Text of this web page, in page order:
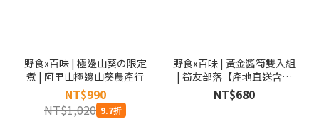
野食x百味 | 極邊山葵の限定
煮 | 阿里山極邊山葵農產行
NT$990
NT$1,020 9.7折
野食x百味 | 黃金醬筍雙入組
| 筍友部落【產地直送含運
組】
NT$680